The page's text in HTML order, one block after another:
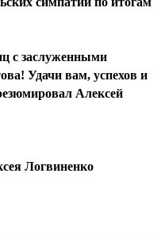
с заслуженными
Удачи вам, успехов и
Алексей
Логвиненко